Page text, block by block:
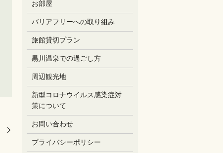
お部屋
バリアフリーへの取り組み
旅館貸切プラン
黒川温泉での過ごし方
周辺観光地
新型コロナウイルス感染症対
策について
お問い合わせ
プライバシーポリシー